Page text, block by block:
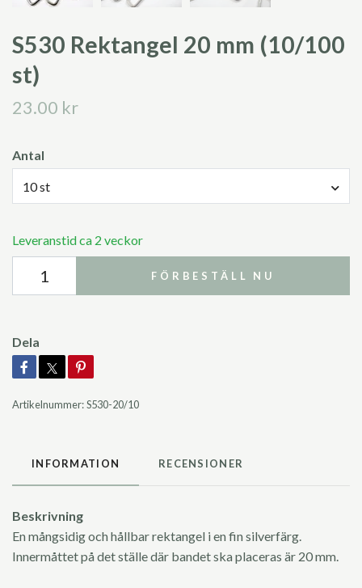
S530 Rektangel 20 mm (10/100
st)
23.00 kr
Antal
10 st
Leveranstid ca 2 veckor
FÖRBESTÄLL NU
Dela
Artikelnummer:S530-20/10
INFORMATION RECENSIONER
Beskrivning
En mångsidig och hållbar rektangel i en fin silverfärg.
Innermåttet på det ställe där bandet ska placeras är 20 mm.